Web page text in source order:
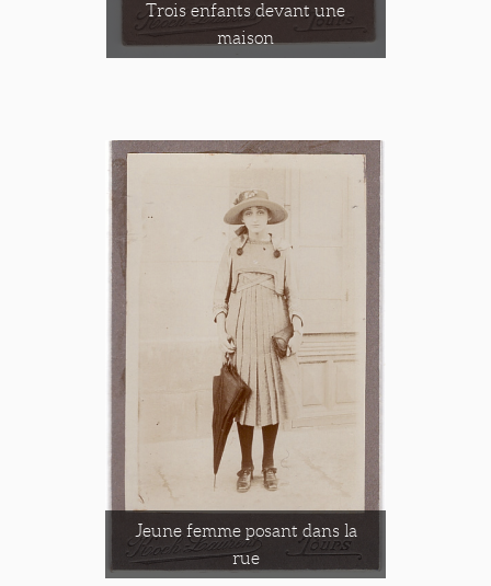
Trois enfants devant une
maison
Jeune femme posant dans la
rue